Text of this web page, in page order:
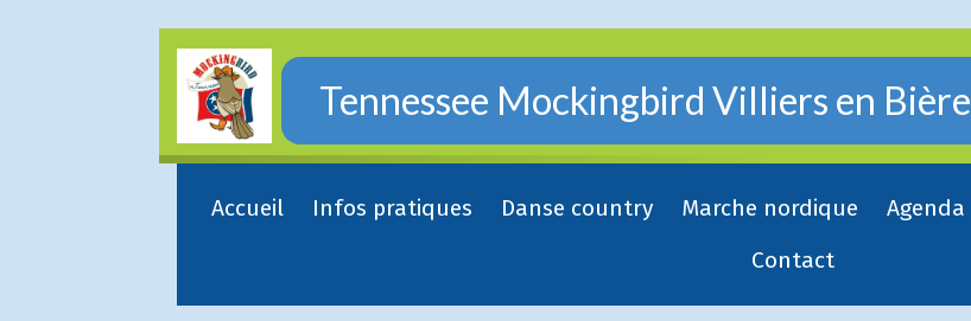
Tennessee Mockingbird Villiers en Bière
Accueil Infos pratiques Danse country Marche nordique Agenda
Contact